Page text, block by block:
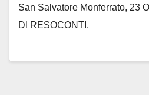
San Salvatore Monferrato, 23
DI RESOCONTI.